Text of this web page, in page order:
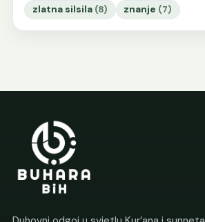
zlatna silsila (8) znanje (7)